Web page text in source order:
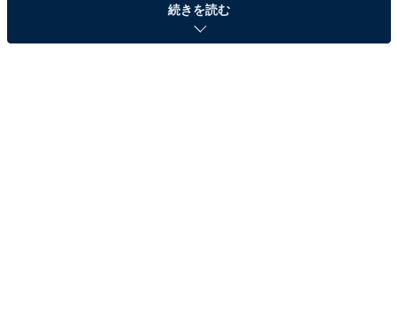
この記事の執筆者： All About ニュース お買
続きを読む